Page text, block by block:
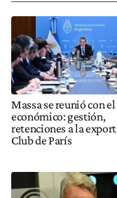
Massa se reunió con
económico: gestión,
retenciones a la
Club de París